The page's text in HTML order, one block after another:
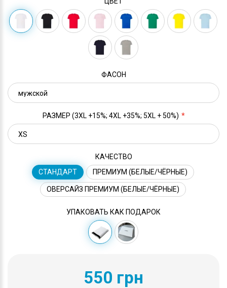
ФАСОН
РАЗМЕР (3XL +15%; 4XL +35%; 5XL + 50%)
КАЧЕСТВО
СТАНДАРТ
ПРЕМИУМ (БЕЛЫЕ/ЧЁРНЫЕ)
ОВЕРСАЙЗ ПРЕМИУМ (БЕЛЫЕ/ЧЁРНЫЕ)
УПАКОВАТЬ КАК ПОДАРОК
550 грн